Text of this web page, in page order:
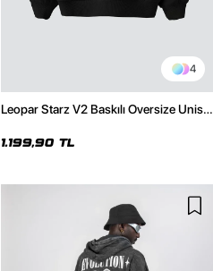
4
Leopar Starz V2 Baskılı Oversize Unisex
1.199,90 TL